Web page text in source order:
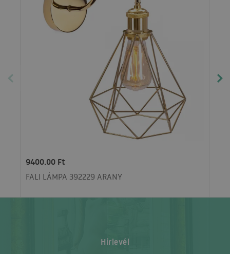
9400.00 Ft
FALI LÁMPA 392229 ARANY
Hírlevél